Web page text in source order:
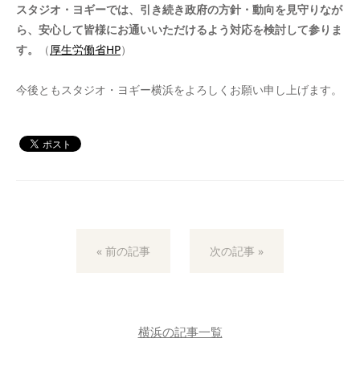
スタジオ・ヨギーでは、引き続き政府の方針・動向を見守りなが
ら、安心して皆様にお通いいただけるよう対応を検討して参りま
す。
（厚生労働省HP）
今後ともスタジオ・ヨギー横浜をよろしくお願い申し上げます。
« 前の記事 次の記事 »
横浜の記事一覧